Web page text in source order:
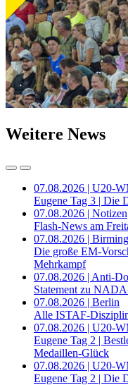
Weitere News
07.08.2026 | U20-
Eugene Tag 3 | Die
07.08.2026 | Notizen
Flash-News am
07.08.2026 |
Die große EM-
Mehrkampf
07.08.2026 | Anti-
Statement zu
07.08.2026 | Berlin
Alle ISTAF-
07.08.2026 | U20-
Eugene Tag 2 |
Medaillen-Glück
07.08.2026 | U20-
Eugene Tag 2 | Die